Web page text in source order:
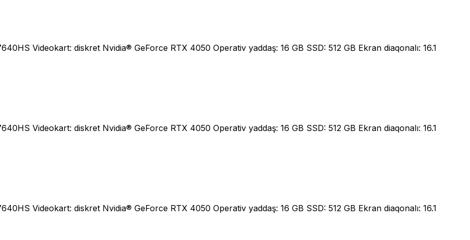
Videokart: diskret Nvidia® GeForce RTX 4050 Operativ yaddaş: 16 GB SSD: 512 GB Ekran diaqonalı: 16.1
Videokart: diskret Nvidia® GeForce RTX 4050 Operativ yaddaş: 16 GB SSD: 512 GB Ekran diaqonalı: 16.1
Videokart: diskret Nvidia® GeForce RTX 4050 Operativ yaddaş: 16 GB SSD: 512 GB Ekran diaqonalı: 16.1